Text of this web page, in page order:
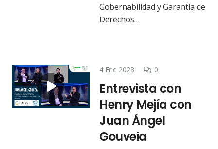
Gobernabilidad y Garantía de
Derechos…
4 Ene 2023 0
Entrevista con
Henry Mejía con
Juan Ángel
Gouveia